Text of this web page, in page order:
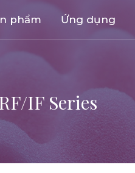
phẩm Ứng dụng
IF Series